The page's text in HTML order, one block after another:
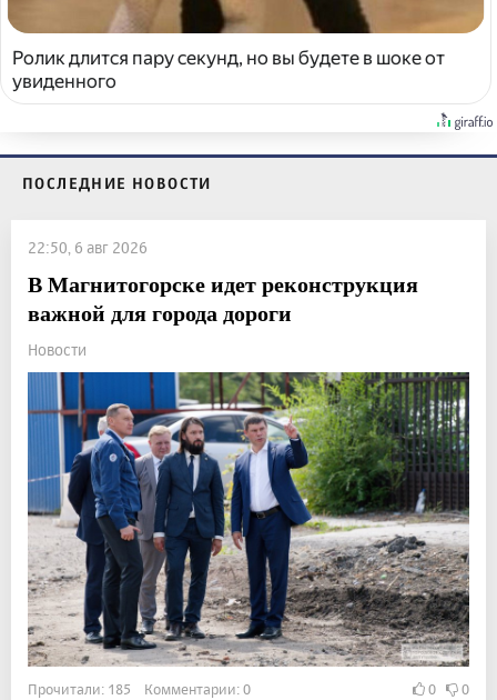
Ролик длится пару секунд, но вы будете в шоке от
увиденного
ПОСЛЕДНИЕ НОВОСТИ
22:50, 6 авг 2026
В Магнитогорске идет реконструкция
важной для города дороги
Новости
Прочитали: 185 Комментарии: 0 0 0